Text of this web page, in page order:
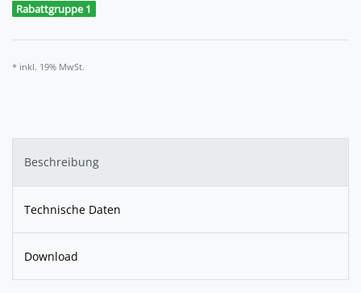
Rabattgruppe 1
* inkl. 19% MwSt.
Beschreibung
Technische Daten
Download